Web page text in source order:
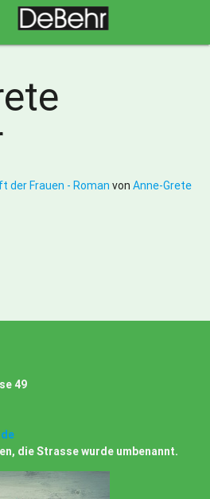
der Frauen - Roman von Anne-Grete
49
die Strasse wurde umbenannt.